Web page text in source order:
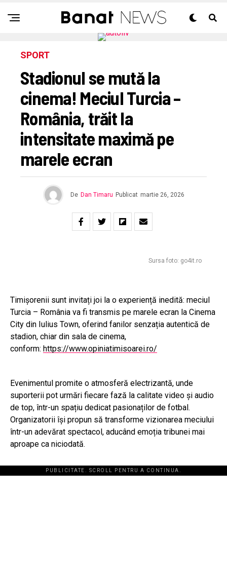
SPORT
Stadionul se mută la
cinema! Meciul Turcia –
România, trăit la
intensitate maximă pe
marele ecran
De Dan Timaru Publicat martie 26, 2026
Sursa foto: go4it.ro
Timișorenii sunt invitați joi la o experiență inedită: meciul
Turcia – România va fi transmis pe marele ecran la Cinema
City din Iulius Town, oferind fanilor senzația autentică de
stadion, chiar din sala de cinema,
conform: https://www.opiniatimisoarei.ro/
Evenimentul promite o atmosferă electrizantă, unde
suporterii pot urmări fiecare fază la calitate video și audio
de top, într-un spațiu dedicat pasionaților de fotbal.
Organizatorii își propun să transforme vizionarea meciului
într-un adevărat spectacol, aducând emoția tribunei mai
aproape ca niciodată.
PUBLICITATE. SCROLL PENTRU A CONTINUA.